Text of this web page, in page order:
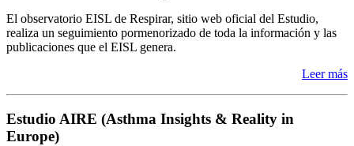
El observatorio EISL de Respirar, sitio web oficial del Estudio,
realiza un seguimiento pormenorizado de toda la información y las
publicaciones que el EISL genera.
Leer más
Estudio AIRE (Asthma Insights & Reality in
Europe)